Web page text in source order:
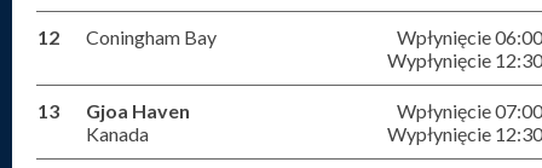
12 Coningham Bay
Wpłynięcie 06:00
Wypłynięcie 12:30
13
Gjoa Haven
Kanada
Wpłynięcie 07:00
Wypłynięcie 12:30